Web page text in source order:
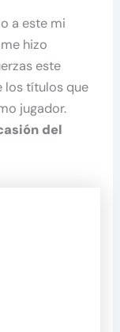
a este mi
hizo
este
los títulos que
jugador.
del